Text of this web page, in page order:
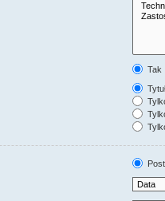
Tak